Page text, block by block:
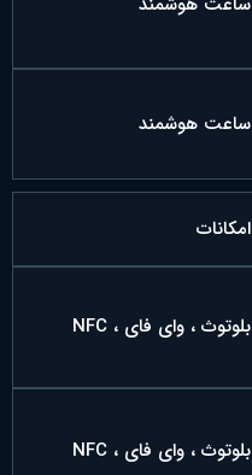
ساعت هوشمند
امکانات
بلوتوث ، وای فای ، NFC
بلوتوث ، وای فای ، NFC